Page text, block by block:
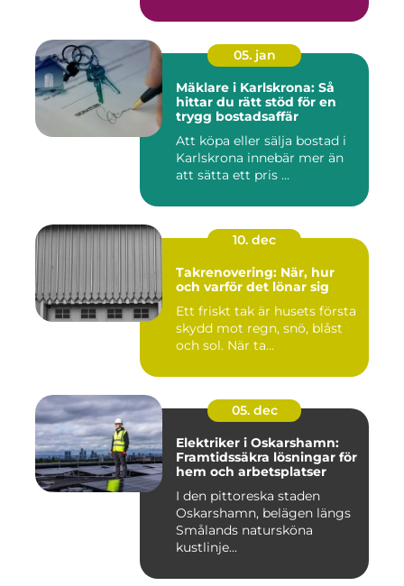
05. jan
Mäklare i Karlskrona: Så
hittar du rätt stöd för en
trygg bostadsaffär
Att köpa eller sälja bostad i
Karlskrona innebär mer än
att sätta ett pris ...
10. dec
Takrenovering: När, hur
och varför det lönar sig
Ett friskt tak är husets första
skydd mot regn, snö, blåst
och sol. När ta...
05. dec
Elektriker i Oskarshamn:
Framtidssäkra lösningar för
hem och arbetsplatser
I den pittoreska staden
Oskarshamn, belägen längs
Smålands natursköna
kustlinje...